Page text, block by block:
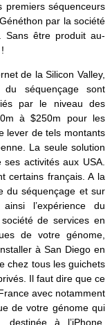
premiers séquenceurs
par la société
Sans être produit au-
de la Silicon Valley,
séquençage sont
par le niveau des
à $250m pour les
lever de tels montants
La seule solution
activités aux USA.
certains français. A la
du séquençage et sur
l’expérience du
de services en
de votre génome,
à San Diego en
chez tous les guichets
Il faut dire que ce
avec notamment
de votre génome qui
à l’iPhone,